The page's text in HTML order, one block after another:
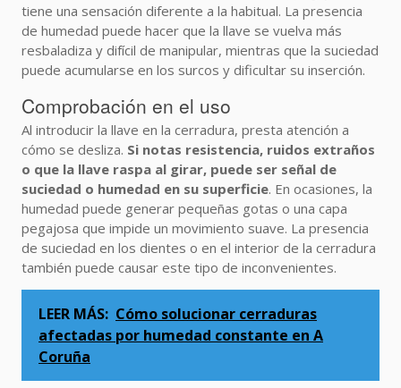
tiene una sensación diferente a la habitual. La presencia
de humedad puede hacer que la llave se vuelva más
resbaladiza y difícil de manipular, mientras que la suciedad
puede acumularse en los surcos y dificultar su inserción.
Comprobación en el uso
Al introducir la llave en la cerradura, presta atención a
cómo se desliza. Si notas resistencia, ruidos extraños
o que la llave raspa al girar, puede ser señal de
suciedad o humedad en su superficie. En ocasiones, la
humedad puede generar pequeñas gotas o una capa
pegajosa que impide un movimiento suave. La presencia
de suciedad en los dientes o en el interior de la cerradura
también puede causar este tipo de inconvenientes.
LEER MÁS: Cómo solucionar cerraduras
afectadas por humedad constante en A
Coruña